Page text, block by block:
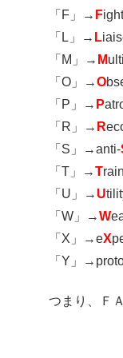
「F」→ F
「L」→ L
「M」→ M
「O」→O
「P」→ P
「R」→ R
「S」→anti-
「T」→T
「U」→ U
「W」→W
「X」→eX
「Y」
つまり、Ｆ